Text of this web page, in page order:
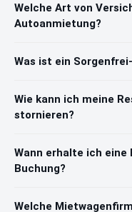
Welche Art von
Autoanmietung?
Was ist ein
Wie kann ich meine
stornieren?
Wann erhalte ich
Buchung?
Welche